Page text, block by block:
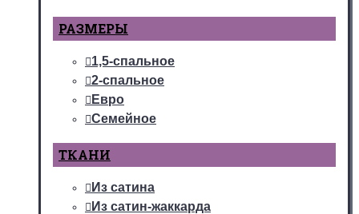
РАЗМЕРЫ
1,5-спальное
2-спальное
Евро
Семейное
ТКАНИ
Из сатина
Из сатин-жаккарда